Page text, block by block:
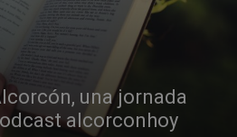
una jornada
alcorconhoy